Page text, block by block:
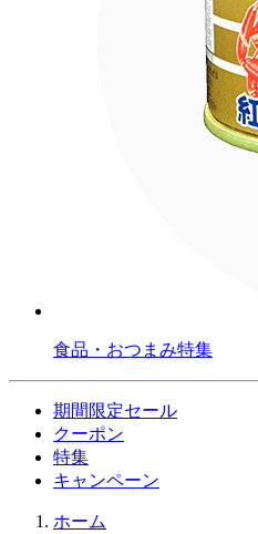
食品・おつまみ特集
期間限定セール
クーポン
特集
キャンペーン
ホーム